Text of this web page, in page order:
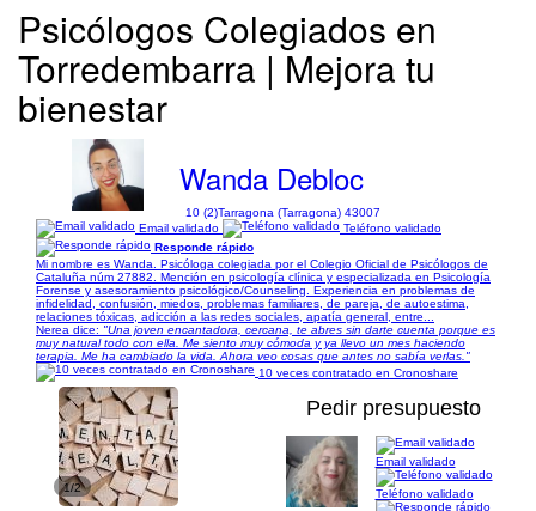
Psicólogos Colegiados en
Torredembarra | Mejora tu
bienestar
Wanda Debloc
10 (2)Tarragona (Tarragona) 43007
Email validado
Teléfono validado
Responde rápido
Mi nombre es Wanda. Psicóloga colegiada por el Colegio Oficial de Psicólogos de
Cataluña núm 27882. Mención en psicología clínica y especializada en Psicología
Forense y asesoramiento psicológico/Counseling. Experiencia en problemas de
infidelidad, confusión, miedos, problemas familiares, de pareja, de autoestima,
relaciones tóxicas, adicción a las redes sociales, apatía general, entre...
Nerea dice: "Una joven encantadora, cercana, te abres sin darte cuenta porque es
muy natural todo con ella. Me siento muy cómoda y ya llevo un mes haciendo
terapia. Me ha cambiado la vida. Ahora veo cosas que antes no sabía verlas."
10 veces contratado en Cronoshare
1/2
Pedir presupuesto
Email validado
Teléfono validado